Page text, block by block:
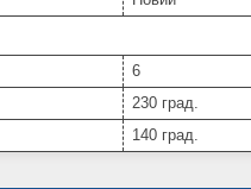
6
230 град.
140 град.